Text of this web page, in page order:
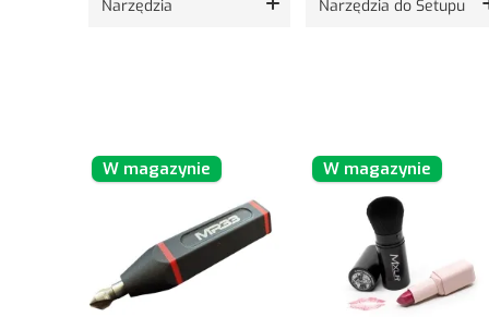
Narzędzia Narzędzia do Setupu
W magazynie W magazynie